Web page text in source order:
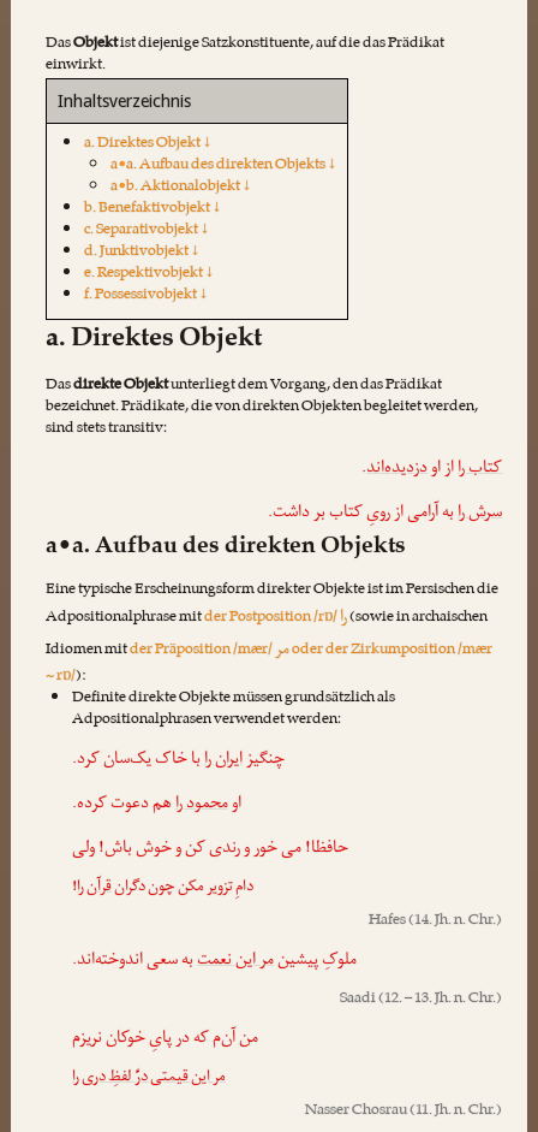
DasObjektist diejenige Satzkonstituente, auf die das Prädikat
einwirkt.
Inhaltsverzeichnis
a. Direktes Objekt ↓
a•a. Aufbau des direkten Objekts ↓
a•b. Aktionalobjekt ↓
b. Benefaktivobjekt ↓
c. Separativobjekt ↓
d. Junktivobjekt ↓
e. Respektivobjekt ↓
f. Possessivobjekt ↓
a. Direktes Objekt
Dasdirekte Objektunterliegt dem Vorgang, den das Prädikat
bezeichnet. Prädikate, die von direkten Objekten begleitet werden,
sind stets transitiv:
کتاب رااز اودزدیده‌اند.
سرش رابه آرامی از رویِ کتاب بر داشت.
a•a. Aufbau des direkten Objekts
Eine typische Erscheinungsform direkter Objekte ist im Persischen die
Adpositionalphrase mitder Postposition /rɒ/را(sowie in archaischen
Idiomen mitder Präposition /mær/مرoder der Zirkumposition /mær
~ rɒ/):
Definite direkte Objekte müssen grundsätzlich als
Adpositionalphrasen verwendet werden:
چنگیزایران رابا خاک یک‌سان کرد.
اومحمود راهم دعوت کرده.
حافظا! می خور و رندی کن و خوش باش! ولی
دامِ تزویر مکن چون دگرانقرآن را!
Hafes(14. Jh. n. Chr.)
ملوکِ پیشینمر این نعمتبه سعی اندوخته‌اند.
Saadi(12. – 13. Jh. n. Chr.)
من آن‌م که در پایِ خوکان نریزم
مر این قیمتی درِّ لفظِ دری را
Nasser Chosrau(11. Jh. n. Chr.)